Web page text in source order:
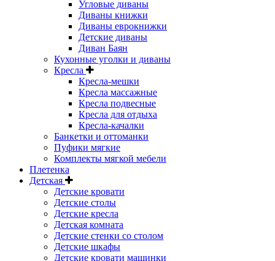
Угловые диваны
Диваны книжки
Диваны еврокнижки
Детские диваны
Диван Баян
Кухонные уголки и диваны
Кресла
Кресла-мешки
Кресла массажные
Кресла подвесные
Кресла для отдыха
Кресла-качалки
Банкетки и оттоманки
Пуфики мягкие
Комплекты мягкой мебели
Плетенка
Детская
Детские кровати
Детские столы
Детские кресла
Детская комната
Детские стенки со столом
Детские шкафы
Детские кровати машинки